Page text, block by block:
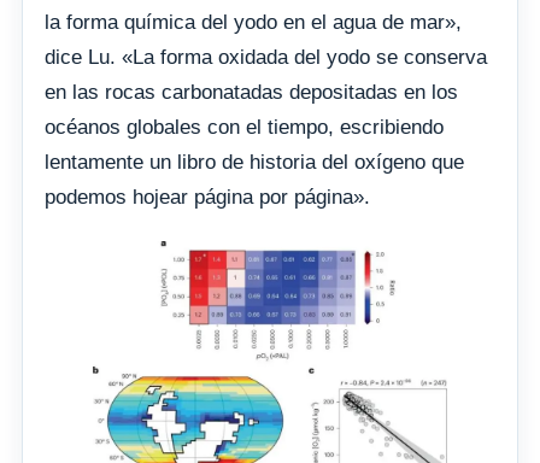
la forma química del yodo en el agua de mar»,
dice Lu. «La forma oxidada del yodo se conserva
en las rocas carbonatadas depositadas en los
océanos globales con el tiempo, escribiendo
lentamente un libro de historia del oxígeno que
podemos hojear página por página».